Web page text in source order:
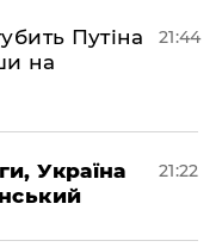
Путіна
на
21:44
Україна
21:22